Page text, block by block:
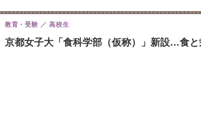
京都女子大「食科学部（仮称）」新設…食
教育・受験 高校生